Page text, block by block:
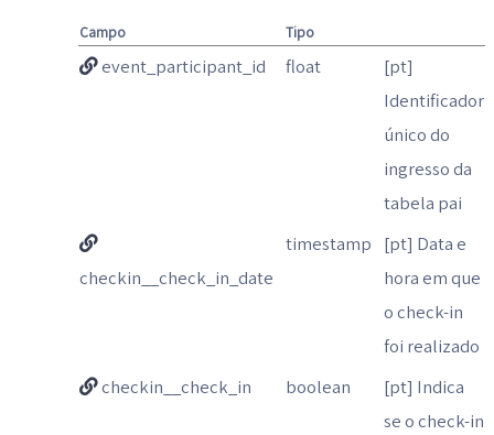
Campo Tipo
event_participant_id float
[pt]
Identificador
único do
ingresso da
tabela pai
checkin__check_in_date
timestamp [pt] Data e
hora em que
o check-in
foi realizado
checkin__check_in
boolean
[pt] Indica
se o check-in